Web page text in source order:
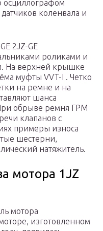
осциллографом
коленвала и
2JZ-GE
роликами и
На верхней крышке
муфты VVT-I . Четко
на ремне и на
шанса
обрыве ремня ГРМ
клапанов с
примеры износа
шестерни,
натяжитель.
мотора 1JZ
мотора
изготовленном